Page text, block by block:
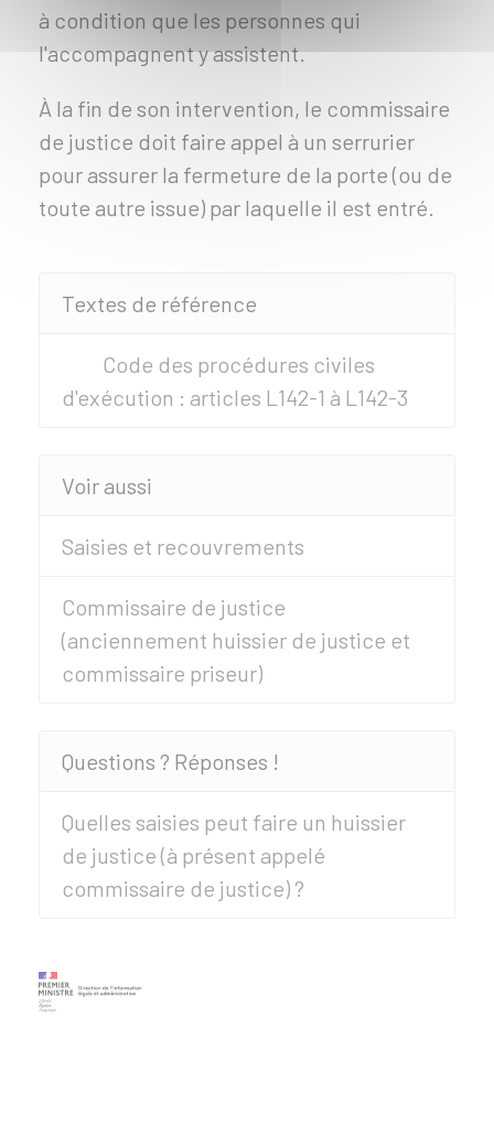
à condition que les personnes qui
l'accompagnent y assistent.
À la fin de son intervention, le commissaire
de justice doit faire appel à un serrurier
pour assurer la fermeture de la porte (ou de
toute autre issue) par laquelle il est entré.
Textes de référence
Code des procédures civiles
d'exécution : articles L142-1 à L142-3
Voir aussi
Saisies et recouvrements
Commissaire de justice
(anciennement huissier de justice et
commissaire priseur)
Questions ? Réponses !
Quelles saisies peut faire un huissier
de justice (à présent appelé
commissaire de justice) ?